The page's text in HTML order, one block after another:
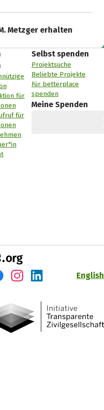
Metzger erhalten
für
für
Selbst spenden
Projektsuche
Beliebte Projekte
Für betterplace
spenden
Meine Spenden
English